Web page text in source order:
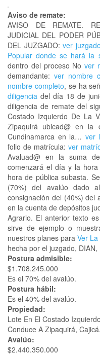
Aviso de remate:
AVISO DE REMATE.
JUDICIAL DEL PODER
DEL JUZGADO: ver
Popular donde se hará la
dentro del proceso Nover
demandante: ver nombre
nombre completo, se ha
diligencia del día 18 de
diligencia de remate del
Costado Izquierdo De La
Zipaquirá ubicad@ en la
Cundinamarca en la… ver
folio de matrícula: ver
Avaluad@ en la suma
comenzará el día y la
hora de pública subasta.
(70%) del avalúo dado
consignación del (40%) del
en la cuenta de depósitos
Agrario. El anterior texto
sirve de ejemplo o
nuestros planes para Ver
hecha por el juzgado,
Postura admisible:
$1.708.245.000
Es el 70% del avalúo.
Postura hábil:
Es el 40% del avalúo.
Propiedad:
Lote En El Costado
Conduce A Zipaquirá,
Avalúo:
$2.440.350.000